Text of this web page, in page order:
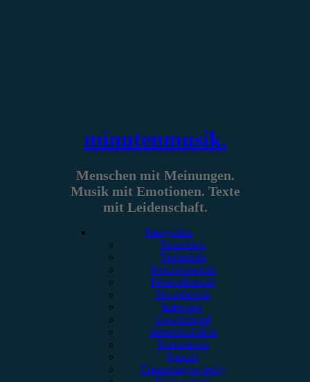
minutenmusik.
Menschen mit Meinungen.
Musik mit Emotionen. Texte
mit Leidenschaft.
Kategorien
Rezension
Vorbericht
Konzertbericht
Festivalbericht
Showbericht
Interview
Gewinnspiel
Jahresrückblick
Kommentar
Special
Erinnerungswürdig